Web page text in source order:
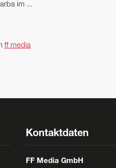
im ...
ff media
Kontaktdaten
FF Media GmbH